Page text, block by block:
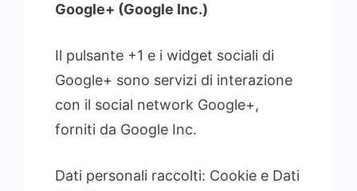
Google+ (Google Inc.)
Il pulsante +1 e i widget sociali di
Google+ sono servizi di interazione
con il social network Google+,
forniti da Google Inc.
Dati personali raccolti: Cookie e Dati